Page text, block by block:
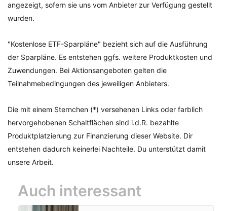
angezeigt, sofern sie uns vom Anbieter zur Verfügung gestellt
wurden.
"Kostenlose ETF-Sparpläne" bezieht sich auf die Ausführung
der Sparpläne. Es entstehen ggfs. weitere Produktkosten und
Zuwendungen. Bei Aktionsangeboten gelten die
Teilnahmebedingungen des jeweiligen Anbieters.
Die mit einem Sternchen (*) versehenen Links oder farblich
hervorgehobenen Schaltflächen sind i.d.R. bezahlte
Produktplatzierung zur Finanzierung dieser Website. Dir
entstehen dadurch keinerlei Nachteile. Du unterstützt damit
unsere Arbeit.
Auch interessant